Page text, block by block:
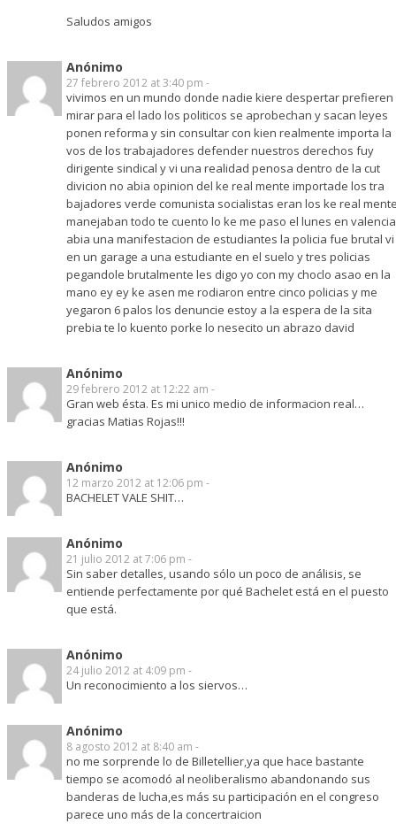
Saludos amigos
Anónimo
27 febrero 2012 at 3:40 pm -
vivimos en un mundo donde nadie kiere despertar prefieren
mirar para el lado los politicos se aprobechan y sacan leyes
ponen reforma y sin consultar con kien realmente importa la
vos de los trabajadores defender nuestros derechos fuy
dirigente sindical y vi una realidad penosa dentro de la cut
divicion no abia opinion del ke real mente importade los tra
bajadores verde comunista socialistas eran los ke real
manejaban todo te cuento lo ke me paso el lunes en valencia
abia una manifestacion de estudiantes la policia fue brutal vi
en un garage a una estudiante en el suelo y tres policias
pegandole brutalmente les digo yo con my choclo asao en la
mano ey ey ke asen me rodiaron entre cinco policias y me
yegaron 6 palos los denuncie estoy a la espera de la sita
prebia te lo kuento porke lo nesecito un abrazo david
Anónimo
29 febrero 2012 at 12:22 am -
Gran web ésta. Es mi unico medio de informacion real…
gracias Matias Rojas!!!
Anónimo
12 marzo 2012 at 12:06 pm -
BACHELET VALE SHIT…
Anónimo
21 julio 2012 at 7:06 pm -
Sin saber detalles, usando sólo un poco de análisis, se
entiende perfectamente por qué Bachelet está en el puesto
que está.
Anónimo
24 julio 2012 at 4:09 pm -
Un reconocimiento a los siervos…
Anónimo
8 agosto 2012 at 8:40 am -
no me sorprende lo de Billetellier,ya que hace bastante
tiempo se acomodó al neoliberalismo abandonando sus
banderas de lucha,es más su participación en el congreso
parece uno más de la concertraicion